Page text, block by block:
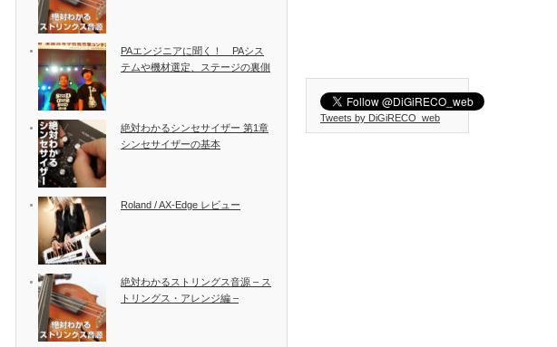
PAエンジニアに聞く！ PAシス
テムや機材選定、ステージの裏側
絶対わかるシンセサイザー 第1章
シンセサイザーの基本
Roland / AX-Edge レビュー
絶対わかるストリングス音源 – ス
トリングス・アレンジ編 –
Tweets by DiGiRECO_web